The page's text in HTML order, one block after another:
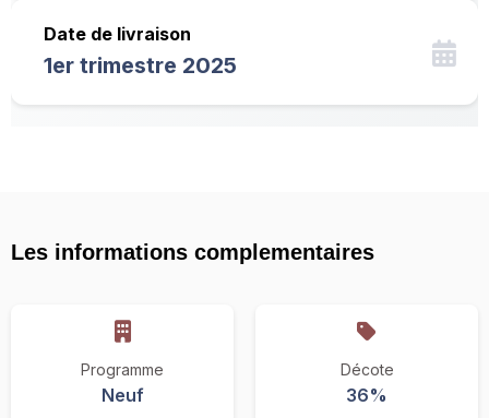
Date de livraison
1er trimestre 2025
Les informations complementaires
Programme
Neuf
Décote
36%